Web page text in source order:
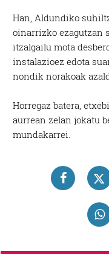
Han, Aldundiko
oinarrizko ezagutzan
itzalgailu mota
instalazioez edota
nondik norakoak
Horregaz batera,
aurrean zelan jokatu
mundakarrei.